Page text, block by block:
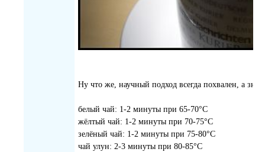
Ну что же, научный подход всегда похвален, а
белый чай: 1-2 минуты при 65-70°C
жёлтый чай: 1-2 минуты при 70-75°C
зелёный чай: 1-2 минуты при 75-80°C
чай улун: 2-3 минуты при 80-85°C